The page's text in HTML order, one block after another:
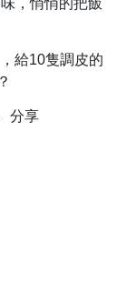
，悄悄的把飯
給10隻調皮的
分享